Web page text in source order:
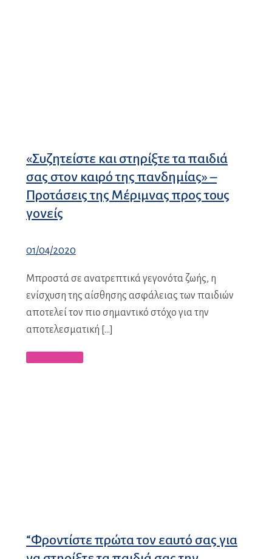
«Συζητείστε και στηρίξτε τα παιδιά
σας στον καιρό της πανδημίας» –
Προτάσεις της Μέριμνας προς τους
γονείς
01/04/2020
Μπροστά σε ανατρεπτικά γεγονότα ζωής, η
ενίσχυση της αίσθησης ασφάλειας των παιδιών
αποτελεί τον πιο σημαντικό στόχο για την
αποτελεσματική […]
“Φροντίστε πρώτα τον εαυτό σας για